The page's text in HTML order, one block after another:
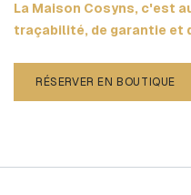
La Maison Cosyns, c'est
traçabilité, de garantie et
RÉSERVER EN BOUTIQUE